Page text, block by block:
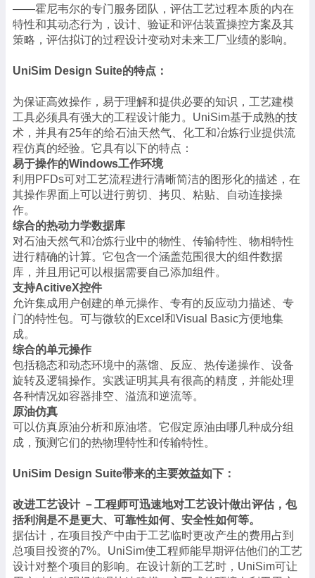
——霍尼韦尔的专门服务团队，评估工艺过程本质的内在
特性和其动态行为，设计、验证和评估装置操控方案及其
策略，评估拟订的过程设计变动对未来工厂业绩的影响。
UniSim Design Suite的特点：
为保证高效操作，易于理解和提供必要的知识，工艺建模
工具必须具有强大的工程设计能力。UniSim基于成熟的技
术，并具有25年的给石油天然气、化工和冶炼行业提供流
程仿真的经验。它具有以下的特点：
易于操作的Windows工作环境
利用PFDs可对工艺流程进行清晰简洁的图形化的描述，在
其操作界面上可以进行剪切、拷贝、粘贴、自动连接操
作。
综合的热动力学数据库
对石油天然气和冶炼行业中的物性、传输特性、物相特性
进行精确的计算。它包含一个涵盖范围很大的组件数据
库，并且用记可以根据需要自己添加组件。
支持AcitiveX控件
允许集成用户创建的单元操作、专有的反应动力描述、专
门的特性包。可与微软的Excel和Visual Basic方便地集
成。
综合的单元操作
包括稳态和动态环境中的蒸馏、反应、热传递操作、设备
旋转及逻辑操作。实践证明其具有很高的精度，并能处理
各种情况如容器排空、溢流和逆流等。
原油仿真
可以仿真原油分析和原油塔。它假定原油由哪几种成分组
成，预测它们的热物理特性和传输特性。
UniSim Design Suite带来的主要效益如下：
改进工艺设计 －工程师可迅速地对工艺设计做出评估，包
括利润是不是更大、可靠性如何、安全性如何等。
据估计，在项目投产中由于工艺临时更改产生的费用占到
总项目投资的7%。UniSim使工程师能早期评估他们的工艺
设计对整个项目的影响。在设计新的工艺时，UniSim可让